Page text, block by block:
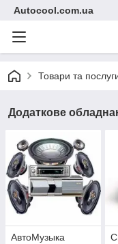
Autocool.com.ua
Товари та
Додаткове
АвтоМузыка